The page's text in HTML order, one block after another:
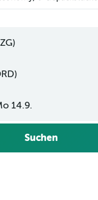
14.9.
Suchen